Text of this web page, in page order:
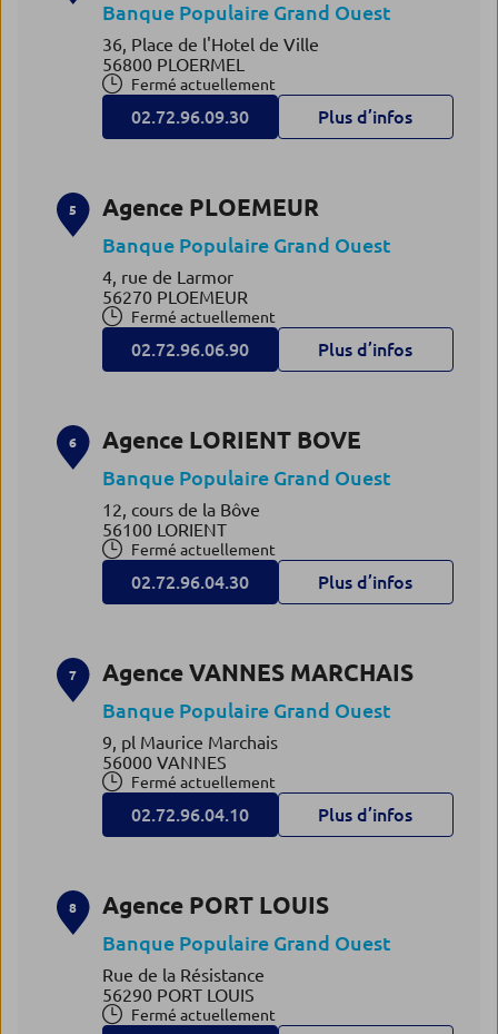
Banque Populaire Grand Ouest
36, Place de l'Hotel de Ville
56800 PLOERMEL
Fermé actuellement
02.72.96.09.30 Plus d’infos
5 Agence PLOEMEUR
Banque Populaire Grand Ouest
4, rue de Larmor
56270 PLOEMEUR
Fermé actuellement
02.72.96.06.90 Plus d’infos
6 Agence LORIENT BOVE
Banque Populaire Grand Ouest
12, cours de la Bôve
56100 LORIENT
Fermé actuellement
02.72.96.04.30 Plus d’infos
7 Agence VANNES MARCHAIS
Banque Populaire Grand Ouest
9, pl Maurice Marchais
56000 VANNES
Fermé actuellement
02.72.96.04.10 Plus d’infos
8 Agence PORT LOUIS
Banque Populaire Grand Ouest
Rue de la Résistance
56290 PORT LOUIS
Fermé actuellement